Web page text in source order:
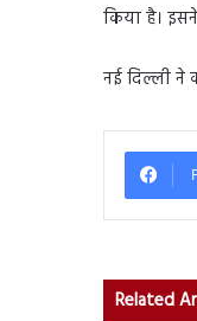
किया है।
नई दिल्ली ने
Related